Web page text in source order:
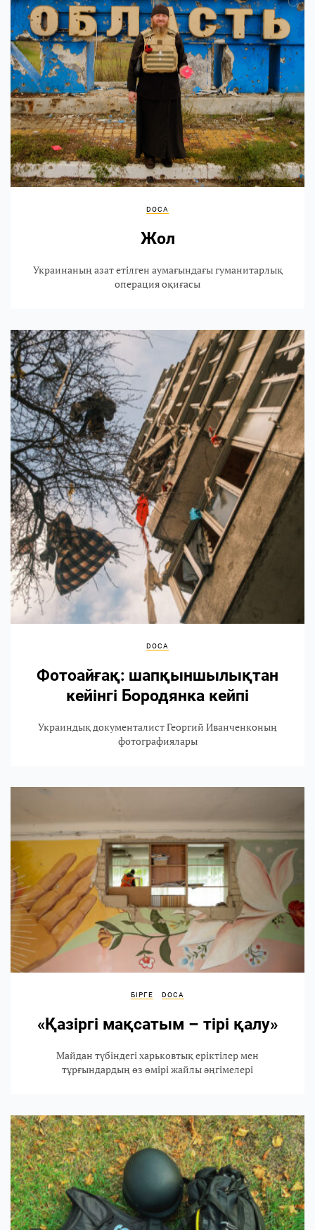
DOCA
Жол
Украинаның азат етілген аумағындағы гуманитарлық
операция оқиғасы
DOCA
Фотоайғақ: шапқыншылықтан
кейінгі Бородянка кейпі
Украиндық документалист Георгий Иванченконың
фотографиялары
БІРГЕ DOCA
«Қазіргі мақсатым – тірі қалу»
Майдан түбіндегі харьковтық еріктілер мен
тұрғындардың өз өмірі жайлы әңгімелері